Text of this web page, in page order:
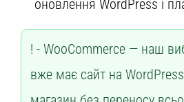
оновлення WordPress і
WooCommerce — наш
вже має сайт на